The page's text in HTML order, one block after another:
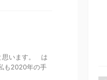
思います。 は
も2020年の手